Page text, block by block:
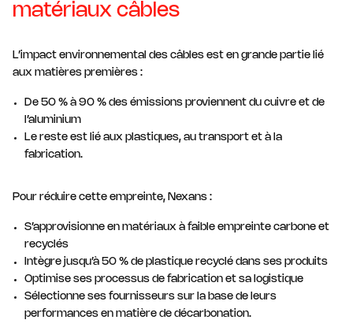
matériaux câbles
L’impact environnemental des câbles est en grande partie lié
aux matières premières :
De 50 % à 90 % des émissions proviennent du cuivre et de
l’aluminium
Le reste est lié aux plastiques, au transport et à la
fabrication.
Pour réduire cette empreinte, Nexans :
S’approvisionne en matériaux à faible empreinte carbone et
recyclés
Intègre jusqu’à 50 % de plastique recyclé dans ses produits
Optimise ses processus de fabrication et sa logistique
Sélectionne ses fournisseurs sur la base de leurs
performances en matière de décarbonation.